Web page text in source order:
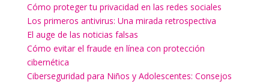
Cómo proteger tu privacidad en las redes sociales
Los primeros antivirus: Una mirada retrospectiva
El auge de las noticias falsas
Cómo evitar el fraude en línea con protección
cibernética
Ciberseguridad para Niños y Adolescentes: Consejos